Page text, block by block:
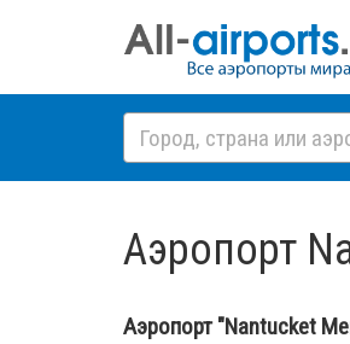
Аэропорт
Аэропорт "Nantucket